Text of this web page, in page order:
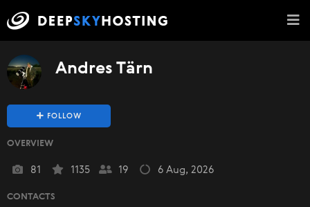
Andres Tärn
FOLLOW
OVERVIEW
81 1135 19 6 Aug, 2026
CONTACTS